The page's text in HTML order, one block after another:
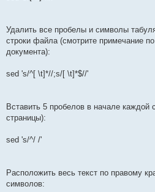
Удалить все пробелы и символы
строки файла (смотрите примечание
документа):
sed 's/^[ \t]*//;s/[ \t]*$//'
Вставить 5 пробелов в начале каждой
страницы):
sed 's/^/ /'
Расположить весь текст по правому
символов: